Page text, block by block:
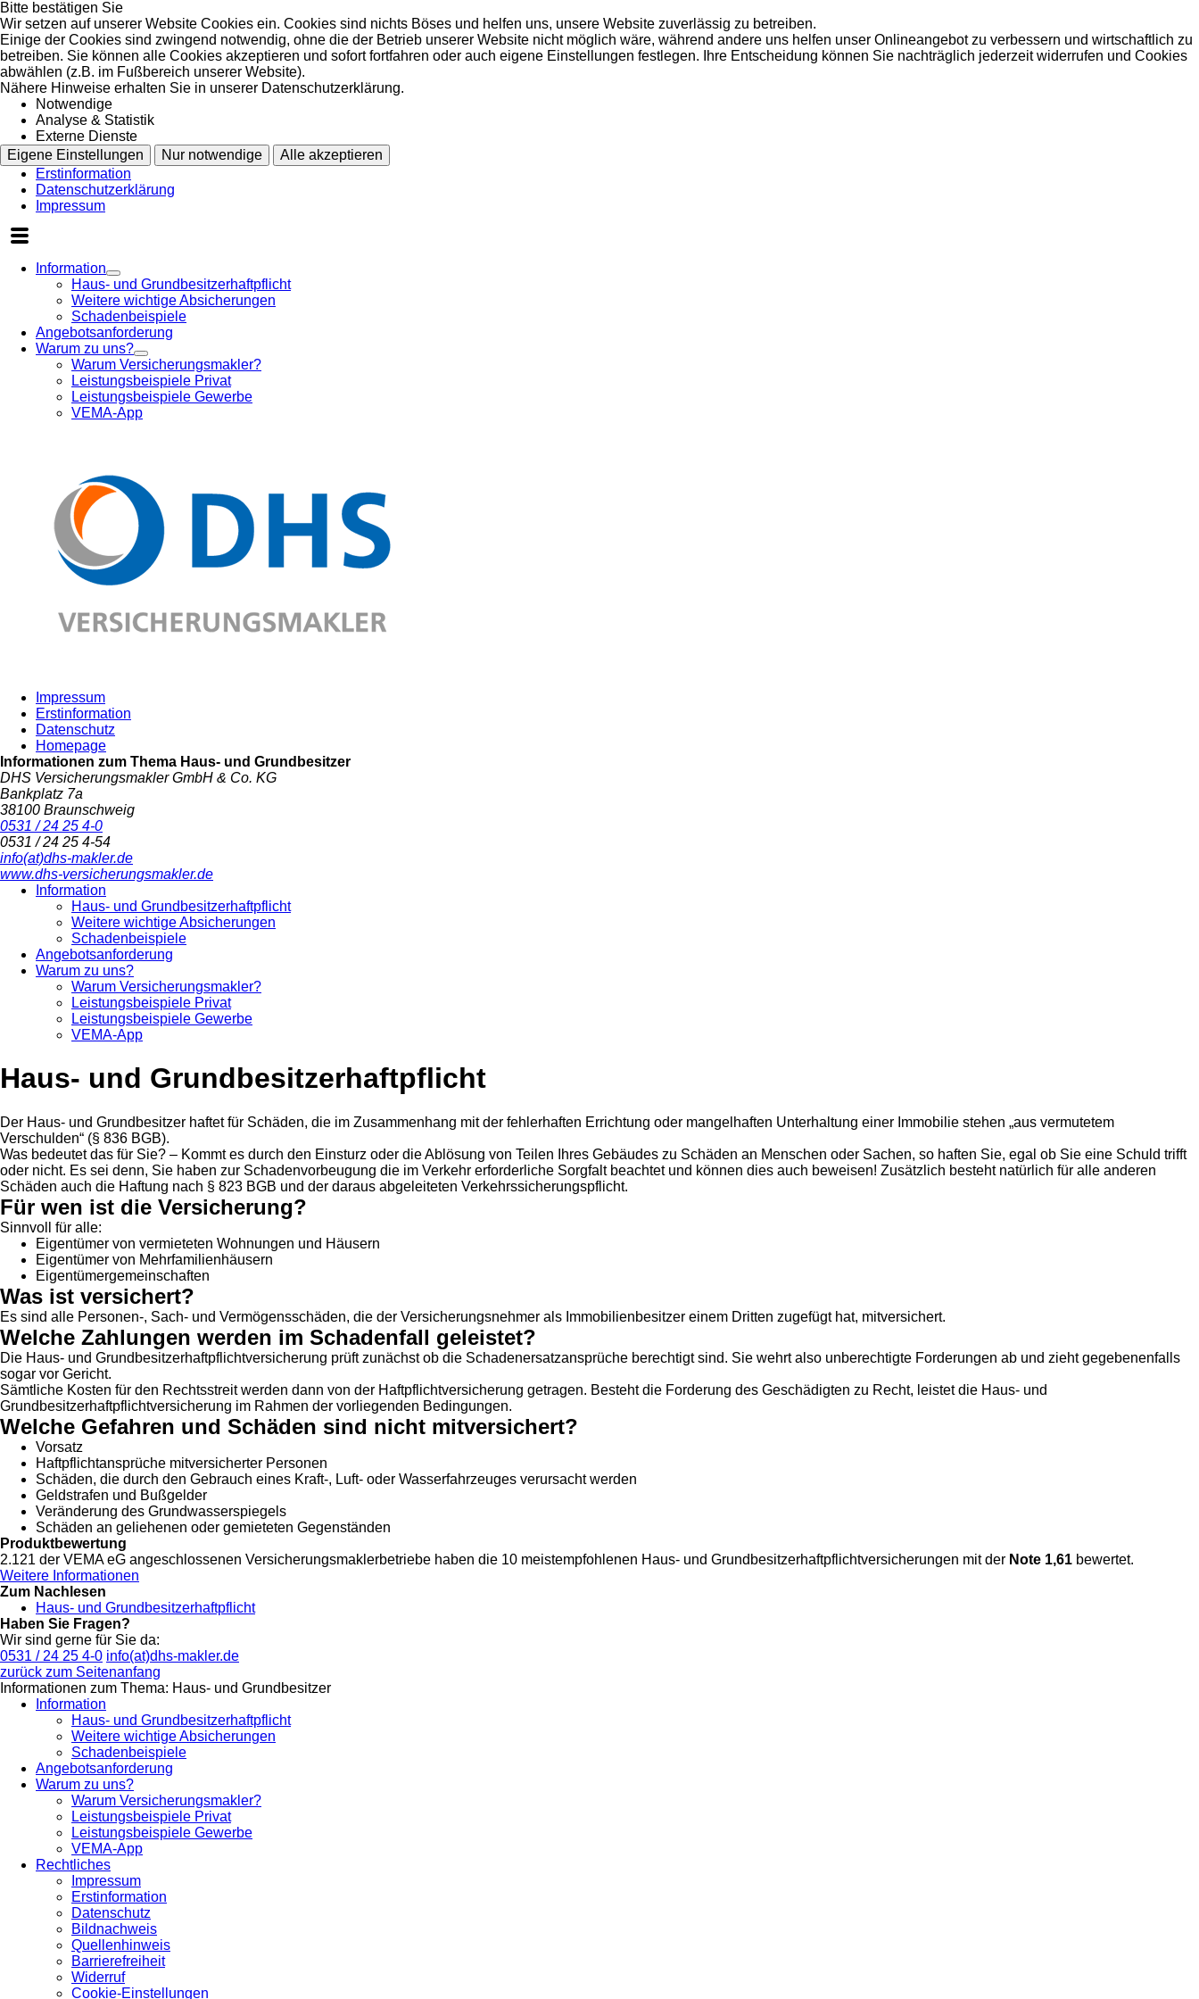
Bitte bestätigen Sie
Wir setzen auf unserer Website Cookies ein. Cookies sind nichts Böses und helfen uns, unsere Website zuverlässig zu betreiben.
Einige der Cookies sind zwingend notwendig, ohne die der Betrieb unserer Website nicht möglich wäre, während andere uns helfen unser Onlineangebot zu verbessern und wirtschaftlich zu
betreiben. Sie können alle Cookies akzeptieren und sofort fortfahren oder auch eigene Einstellungen festlegen. Ihre Entscheidung können Sie nachträglich jederzeit widerrufen und Cookies
abwählen (z.B. im Fußbereich unserer Website).
Nähere Hinweise erhalten Sie in unserer Datenschutzerklärung.
Notwendige
Analyse & Statistik
Externe Dienste
Eigene Einstellungen
Nur notwendige
Alle akzeptieren
Erstinformation
Datenschutzerklärung
Impressum
Information
Haus- und Grundbesitzerhaftpflicht
Weitere wichtige Absicherungen
Schadenbeispiele
Angebotsanforderung
Warum zu uns?
Warum Versicherungsmakler?
Leistungsbeispiele Privat
Leistungsbeispiele Gewerbe
VEMA-App
Impressum
Erstinformation
Datenschutz
Homepage
Informationen zum Thema Haus- und Grundbesitzer
DHS Versicherungsmakler GmbH & Co. KG
Bankplatz 7a
38100 Braunschweig
0531 / 24 25 4-0
0531 / 24 25 4-54
info(at)dhs-makler.de
www.dhs-versicherungsmakler.de
Information
Haus- und Grundbesitzerhaftpflicht
Weitere wichtige Absicherungen
Schadenbeispiele
Angebotsanforderung
Warum zu uns?
Warum Versicherungsmakler?
Leistungsbeispiele Privat
Leistungsbeispiele Gewerbe
VEMA-App
Haus- und Grundbesitzerhaftpflicht
Der Haus- und Grundbesitzer haftet für Schäden, die im Zusammenhang mit der fehlerhaften Errichtung oder mangelhaften Unterhaltung einer Immobilie stehen „aus vermutetem
Verschulden“ (§ 836 BGB).
Was bedeutet das für Sie? – Kommt es durch den Einsturz oder die Ablösung von Teilen Ihres Gebäudes zu Schäden an Menschen oder Sachen, so haften Sie, egal ob Sie eine Schuld trifft
oder nicht. Es sei denn, Sie haben zur Schadenvorbeugung die im Verkehr erforderliche Sorgfalt beachtet und können dies auch beweisen! Zusätzlich besteht natürlich für alle anderen
Schäden auch die Haftung nach § 823 BGB und der daraus abgeleiteten Verkehrssicherungspflicht.
Für wen ist die Versicherung?
Sinnvoll für alle:
Eigentümer von vermieteten Wohnungen und Häusern
Eigentümer von Mehrfamilienhäusern
Eigentümergemeinschaften
Was ist versichert?
Es sind alle Personen-, Sach- und Vermögensschäden, die der Versicherungsnehmer als Immobilienbesitzer einem Dritten zugefügt hat, mitversichert.
Welche Zahlungen werden im Schadenfall geleistet?
Die Haus- und Grundbesitzerhaftpflichtversicherung prüft zunächst ob die Schadenersatzansprüche berechtigt sind. Sie wehrt also unberechtigte Forderungen ab und zieht gegebenenfalls
sogar vor Gericht.
Sämtliche Kosten für den Rechtsstreit werden dann von der Haftpflichtversicherung getragen. Besteht die Forderung des Geschädigten zu Recht, leistet die Haus- und
Grundbesitzerhaftpflichtversicherung im Rahmen der vorliegenden Bedingungen.
Welche Gefahren und Schäden sind nicht mitversichert?
Vorsatz
Haftpflichtansprüche mitversicherter Personen
Schäden, die durch den Gebrauch eines Kraft-, Luft- oder Wasserfahrzeuges verursacht werden
Geldstrafen und Bußgelder
Veränderung des Grundwasserspiegels
Schäden an geliehenen oder gemieteten Gegenständen
Produktbewertung
2.121 der VEMA eG angeschlossenen Versicherungsmaklerbetriebe haben die 10 meistempfohlenen Haus- und Grundbesitzerhaftpflichtversicherungen mit der Note 1,61 bewertet.
Weitere Informationen
Zum Nachlesen
Haus- und Grundbesitzerhaftpflicht
Haben Sie Fragen?
Wir sind gerne für Sie da:
0531 / 24 25 4-0 info(at)dhs-makler.de
zurück zum Seitenanfang
Informationen zum Thema: Haus- und Grundbesitzer
Information
Haus- und Grundbesitzerhaftpflicht
Weitere wichtige Absicherungen
Schadenbeispiele
Angebotsanforderung
Warum zu uns?
Warum Versicherungsmakler?
Leistungsbeispiele Privat
Leistungsbeispiele Gewerbe
VEMA-App
Rechtliches
Impressum
Erstinformation
Datenschutz
Bildnachweis
Quellenhinweis
Barrierefreiheit
Widerruf
Cookie-Einstellungen